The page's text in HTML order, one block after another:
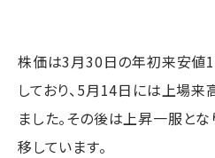
株価は3月30日の年初来安値
しており、5月14日には上場
ました。その後は上昇一服と
移しています。